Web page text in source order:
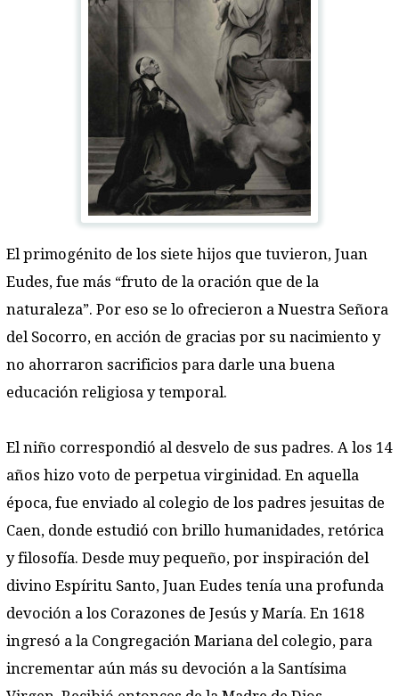
El primogénito de los siete hijos que tuvieron, Juan
Eudes, fue más “fruto de la oración que de la
naturaleza”. Por eso se lo ofrecieron a Nuestra Señora
del Socorro, en acción de gracias por su nacimiento y
no ahorraron sacrificios para darle una buena
educación religiosa y temporal.
El niño correspondió al desvelo de sus padres. A los 14
años hizo voto de perpetua virginidad. En aquella
época, fue enviado al colegio de los padres jesuitas de
Caen, donde estudió con brillo humanidades, retórica
y filosofía. Desde muy pequeño, por inspiración del
divino Espíritu Santo, Juan Eudes tenía una profunda
devoción a los Corazones de Jesús y María. En 1618
ingresó a la Congregación Mariana del colegio, para
incrementar aún más su devoción a la Santísima